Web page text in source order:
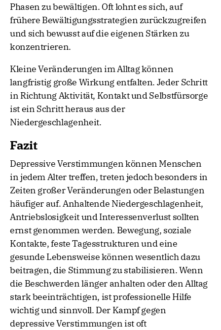
Phasen zu bewältigen. Oft lohnt es sich, auf
frühere Bewältigungsstrategien zurückzugreifen
und sich bewusst auf die eigenen Stärken zu
konzentrieren.
Kleine Veränderungen im Alltag können
langfristig große Wirkung entfalten. Jeder Schritt
in Richtung Aktivität, Kontakt und Selbstfürsorge
ist ein Schritt heraus aus der
Niedergeschlagenheit.
Fazit
Depressive Verstimmungen können Menschen
in jedem Alter treffen, treten jedoch besonders in
Zeiten großer Veränderungen oder Belastungen
häufiger auf. Anhaltende Niedergeschlagenheit,
Antriebslosigkeit und Interessenverlust sollten
ernst genommen werden. Bewegung, soziale
Kontakte, feste Tagesstrukturen und eine
gesunde Lebensweise können wesentlich dazu
beitragen, die Stimmung zu stabilisieren. Wenn
die Beschwerden länger anhalten oder den Alltag
stark beeinträchtigen, ist professionelle Hilfe
wichtig und sinnvoll. Der Kampf gegen
depressive Verstimmungen ist oft